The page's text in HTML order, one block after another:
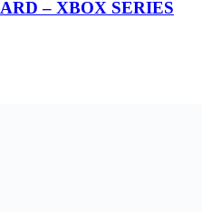
– XBOX SERIES